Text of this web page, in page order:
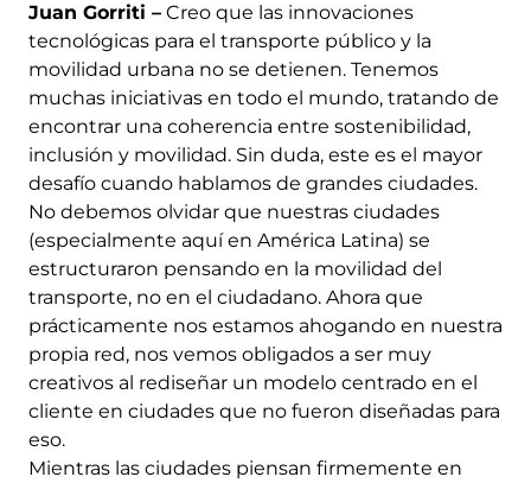
Juan Gorriti – Creo que las innovaciones
tecnológicas para el transporte público y la
movilidad urbana no se detienen. Tenemos
muchas iniciativas en todo el mundo, tratando de
encontrar una coherencia entre sostenibilidad,
inclusión y movilidad. Sin duda, este es el mayor
desafío cuando hablamos de grandes ciudades.
No debemos olvidar que nuestras ciudades
(especialmente aquí en América Latina) se
estructuraron pensando en la movilidad del
transporte, no en el ciudadano. Ahora que
prácticamente nos estamos ahogando en nuestra
propia red, nos vemos obligados a ser muy
creativos al rediseñar un modelo centrado en el
cliente en ciudades que no fueron diseñadas para
eso.
Mientras las ciudades piensan firmemente en